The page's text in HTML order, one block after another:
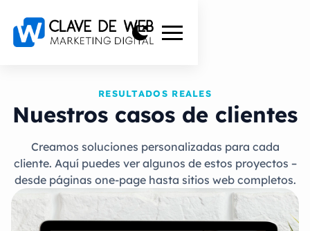
RESULTADOS REALES
Nuestros casos de clientes
Creamos soluciones personalizadas para cada
cliente. Aquí puedes ver algunos de estos proyectos –
desde páginas one-page hasta sitios web completos.